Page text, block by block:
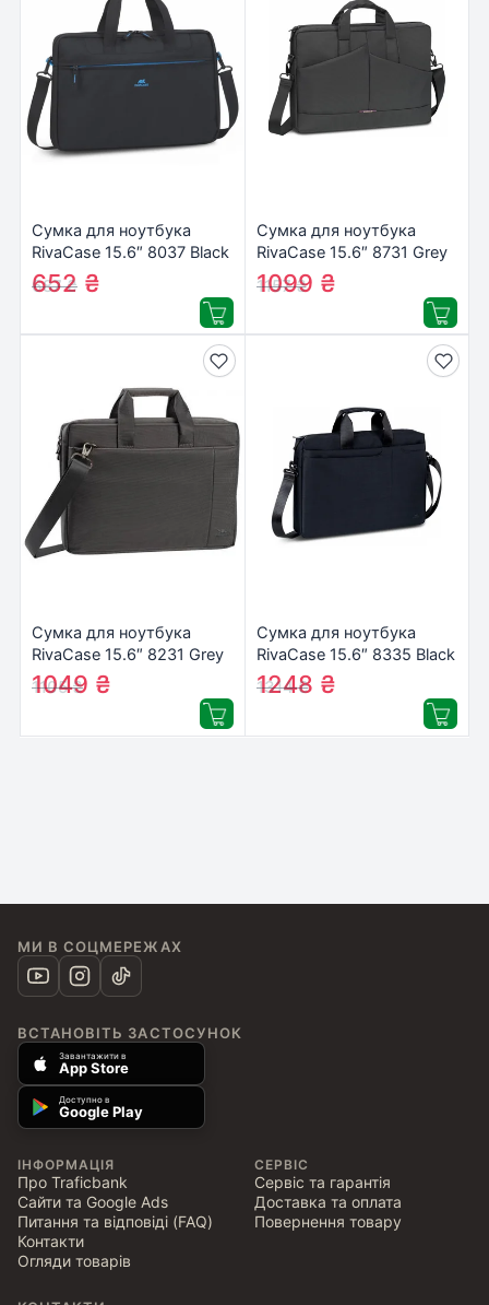
Сумка для ноутбука
RivaCase 15.6″ 8037 Black
(8037Black)
687₴
652 ₴
Сумка для ноутбука
RivaCase 15.6″ 8731 Grey
(8731Grey)
1157₴
1099 ₴
Сумка для ноутбука
RivaCase 15.6″ 8231 Grey
(8231Grey)
1105₴
1049 ₴
Сумка для ноутбука
RivaCase 15.6″ 8335 Black
(8335Black)
1314₴
1248 ₴
МИ В СОЦМЕРЕЖАХ
ВСТАНОВІТЬ ЗАСТОСУНОК
Завантажити в
App Store
Доступно в
Google Play
ІНФОРМАЦІЯ
Про Traficbank
Сайти та Google Ads
Питання та відповіді (FAQ)
Контакти
Огляди товарів
СЕРВІС
Сервіс та гарантія
Доставка та оплата
Повернення товару